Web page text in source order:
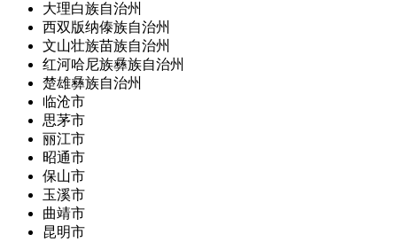
大理白族自治州
西双版纳傣族自治州
文山壮族苗族自治州
红河哈尼族彝族自治州
楚雄彝族自治州
临沧市
思茅市
丽江市
昭通市
保山市
玉溪市
曲靖市
昆明市